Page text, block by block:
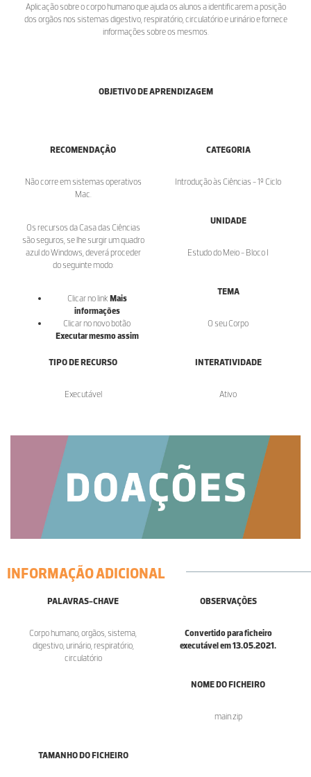
Aplicação sobre o corpo humano que ajuda os alunos a identificarem a posição
dos orgãos nos sistemas digestivo, respiratório, circulatório e urinário e fornece
informações sobre os mesmos.
OBJETIVO DE APRENDIZAGEM
RECOMENDAÇÃO
Não corre em sistemas operativos
Mac.
Os recursos da Casa das Ciências
são seguros, se lhe surgir um quadro
azul do Windows, deverá proceder
do seguinte modo:
Clicar no link Mais
informações
Clicar no novo botão
Executar mesmo assim
CATEGORIA
Introdução às Ciências - 1º Ciclo
UNIDADE
Estudo do Meio - Bloco I
TEMA
O seu Corpo
TIPO DE RECURSO
Executável
INTERATIVIDADE
Ativo
INFORMAÇÃO ADICIONAL
PALAVRAS-CHAVE
Corpo humano, orgãos, sistema,
digestivo, urinário, respiratório,
circulatório
OBSERVAÇÕES
Convertido para ficheiro
executável em 13.05.2021.
NOME DO FICHEIRO
main.zip
TAMANHO DO FICHEIRO